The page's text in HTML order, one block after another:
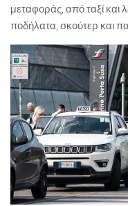
μεταφοράς, από ταξί και
ποδήλατα, σκούτερ και